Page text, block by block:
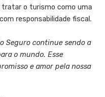
tratar o turismo como uma
responsabilidade fiscal.
Seguro continue sendo a
o mundo. Esse
e amor pela nossa